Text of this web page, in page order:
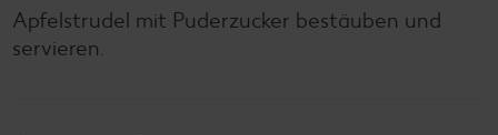
Apfelstrudel mit Puderzucker bestäuben und
servieren.